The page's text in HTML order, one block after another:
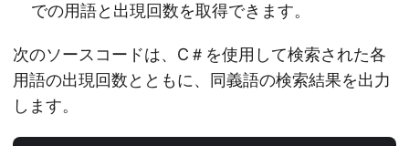
での用語と出現回数を取得できます。
次のソースコードは、C＃を使用して検索された各
用語の出現回数とともに、同義語の検索結果を出力
します。